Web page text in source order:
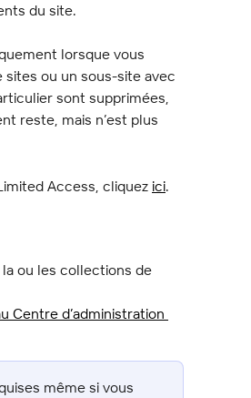
du site.
lorsque vous
ou un sous-site avec
sont supprimées,
reste, mais n’est plus
Access, cliquez ici.
ou les collections de
Centre d’administration
même si vous